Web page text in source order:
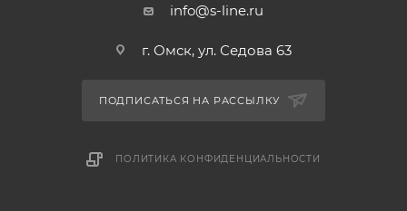
info@s-line.ru
г. Омск, ул. Седова 63
ПОДПИСАТЬСЯ НА РАССЫЛКУ
ПОЛИТИКА КОНФИДЕНЦИАЛЬНОСТИ